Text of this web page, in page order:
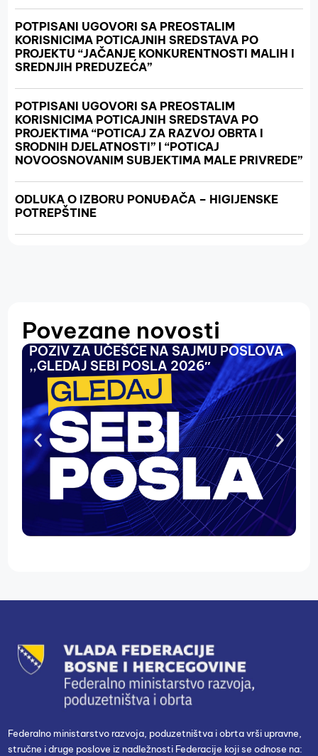
POTPISANI UGOVORI SA PREOSTALIM
KORISNICIMA POTICAJNIH SREDSTAVA PO
PROJEKTU “JAČANJE KONKURENTNOSTI MALIH I
SREDNJIH PREDUZEĆA”
POTPISANI UGOVORI SA PREOSTALIM
KORISNICIMA POTICAJNIH SREDSTAVA PO
PROJEKTIMA “POTICAJ ZA RAZVOJ OBRTA I
SRODNIH DJELATNOSTI” I “POTICAJ
NOVOOSNOVANIM SUBJEKTIMA MALE PRIVREDE”
ODLUKA O IZBORU PONUĐAČA – HIGIJENSKE
POTREPŠTINE
Povezane novosti
POZIV ZA UČEŠĆE NA SAJMU POSLOVA
,,GLEDAJ SEBI POSLA 2026″
Federalno ministarstvo razvoja, poduzetništva i obrta vrši upravne,
stručne i druge poslove iz nadležnosti Federacije koji se odnose na: